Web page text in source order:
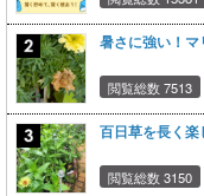
暑さに強い！マ
閲覧総数 7513
百日草を長く楽
閲覧総数 3150